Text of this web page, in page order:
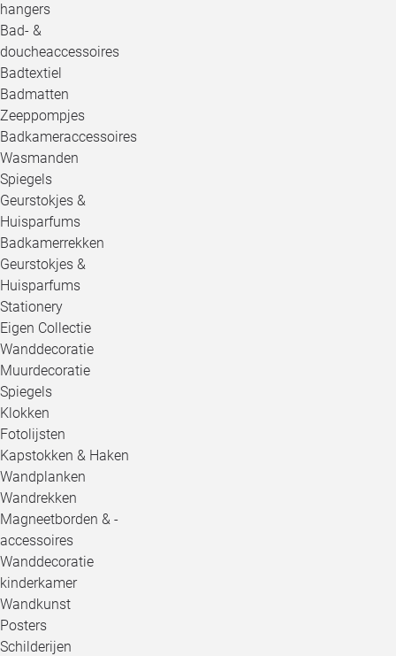
hangers
Bad- &
doucheaccessoires
Badtextiel
Badmatten
Zeeppompjes
Badkameraccessoires
Wasmanden
Spiegels
Geurstokjes &
Huisparfums
Badkamerrekken
Geurstokjes &
Huisparfums
Stationery
Eigen Collectie
Wanddecoratie
Muurdecoratie
Spiegels
Klokken
Fotolijsten
Kapstokken & Haken
Wandplanken
Wandrekken
Magneetborden & -
accessoires
Wanddecoratie
kinderkamer
Wandkunst
Posters
Schilderijen